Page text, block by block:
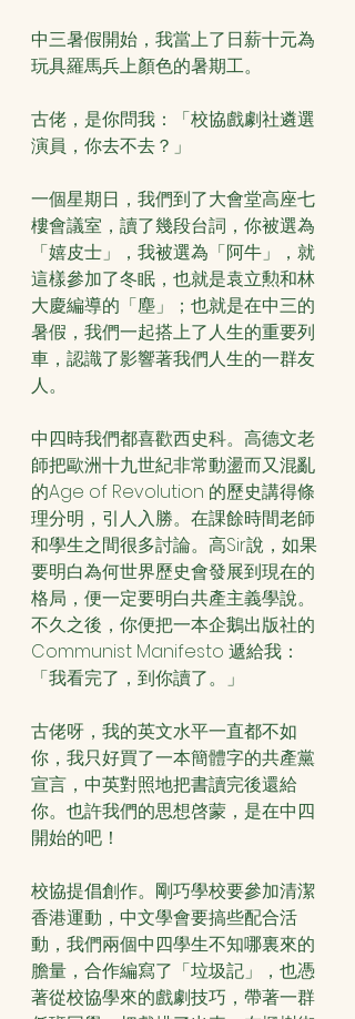
中三暑假開始，我當上了日薪十元為
玩具羅馬兵上顏色的暑期工。
古佬，是你問我：「校協戲劇社遴選
演員，你去不去？」
一個星期日，我們到了大會堂高座七
樓會議室，讀了幾段台詞，你被選為
「嬉皮士」，我被選為「阿牛」，就
這樣參加了冬眠，也就是袁立勲和林
大慶編導的「塵」；也就是在中三的
暑假，我們一起搭上了人生的重要列
車，認識了影響著我們人生的一群友
人。
中四時我們都喜歡西史科。高德文老
師把歐洲十九世紀非常動盪而又混亂
的Age of Revolution 的歷史講得條
理分明，引人入勝。在課餘時間老師
和學生之間很多討論。高Sir說，如果
要明白為何世界歷史會發展到現在的
格局，便一定要明白共產主義學說。
不久之後，你便把一本企鵝出版社的
Communist Manifesto 遞給我：
「我看完了，到你讀了。」
古佬呀，我的英文水平一直都不如
你，我只好買了一本簡體字的共產黨
宣言，中英對照地把書讀完後還給
你。也許我們的思想啓蒙，是在中四
開始的吧！
校協提倡創作。剛巧學校要參加清潔
香港運動，中文學會要搞些配合活
動，我們兩個中四學生不知哪裏來的
膽量，合作編寫了「垃圾記」，也憑
著從校協學來的戲劇技巧，帶著一群